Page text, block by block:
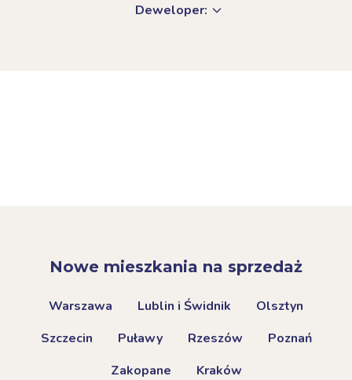
Deweloper:
Nowe mieszkania na sprzedaż
Warszawa Lublin i Świdnik
Olsztyn
Szczecin
Puławy Rzeszów
Poznań
Zakopane
Kraków